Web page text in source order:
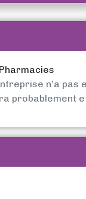
Pharmacies
n’a pas
probablement